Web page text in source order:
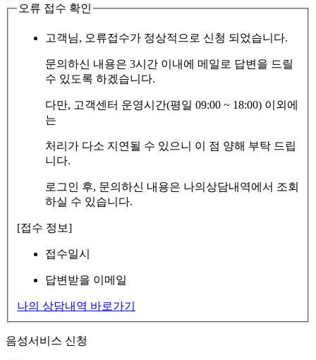
오류 접수 확인
고객님, 오류접수가 정상적으로 신청 되었습니다.
문의하신 내용은 3시간 이내에 메일로 답변을 드릴
수 있도록 하겠습니다.
다만, 고객센터 운영시간(평일 09:00 ~ 18:00) 이외에
는
처리가 다소 지연될 수 있으니 이 점 양해 부탁 드립
니다.
로그인 후, 문의하신 내용은 나의상담내역에서 조회
하실 수 있습니다.
[접수 정보]
접수일시
답변받을 이메일
나의 상담내역 바로가기
음성서비스 신청